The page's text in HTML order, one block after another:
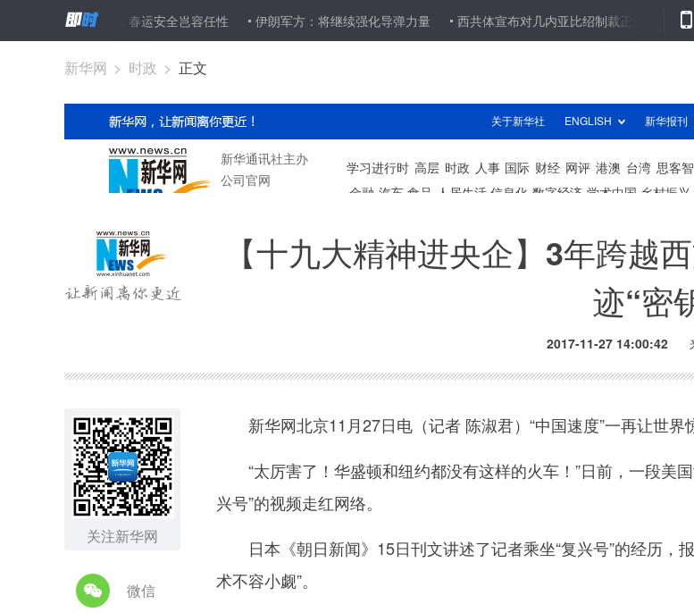
新华微评：春运安全岂容任性 伊朗军方：将继续强化导弹力量 西共体宣布对几内亚比绍制裁正式生效 2017年
新华网 > 时政 > 正文
【十九大精神进央企】3年跨越
迹“密
2017-11-27 14:00:42
关注新华网
微信
新华网北京11月27日电（记者 陈淑君）“中国速度”一再让世界
“太厉害了！华盛顿和纽约都没有这样的火车！”日前，一段美国
兴号”的视频走红网络。
日本《朝日新闻》15日刊文讲述了记者乘坐“复兴号”的经历，
术不容小觑”。